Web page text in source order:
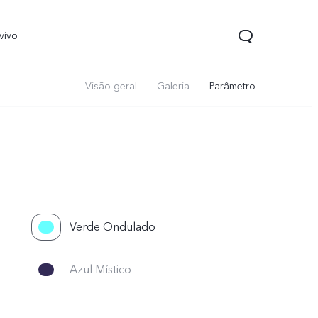
novo
Visão geral Galeria Parâmetro
Verde Ondulado
Azul Místico